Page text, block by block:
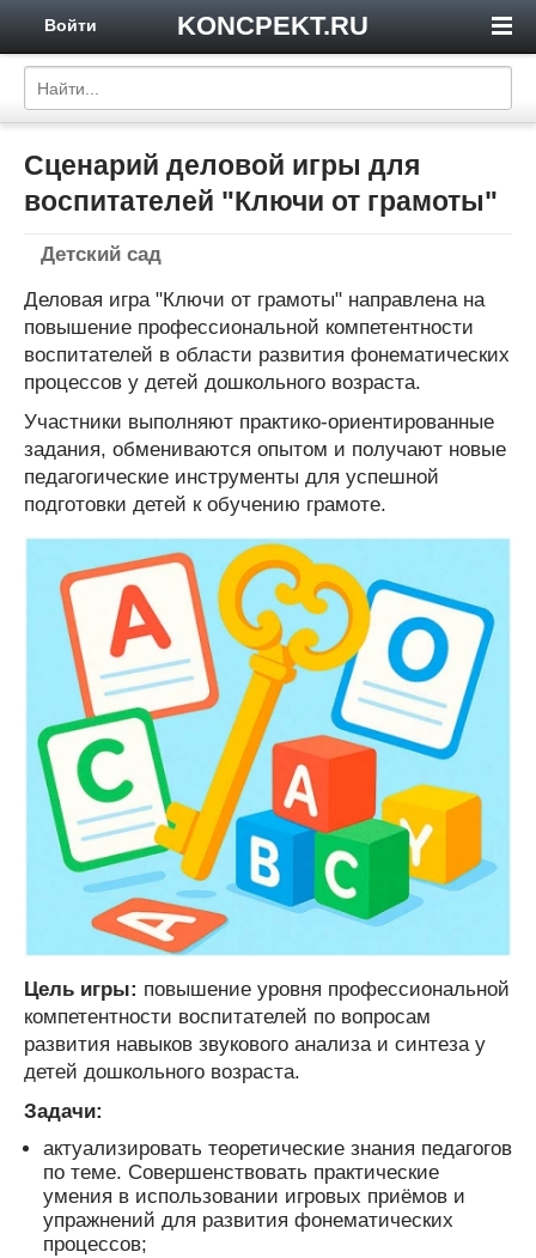
KONCPEKT.RU
Войти
Сценарий деловой игры для
воспитателей "Ключи от грамоты"
Детский сад
Деловая игра "Ключи от грамоты" направлена на
повышение профессиональной компетентности
воспитателей в области развития фонематических
процессов у детей дошкольного возраста.
Участники выполняют практико-ориентированные
задания, обмениваются опытом и получают новые
педагогические инструменты для успешной
подготовки детей к обучению грамоте.
Цель игры: повышение уровня профессиональной
компетентности воспитателей по вопросам
развития навыков звукового анализа и синтеза у
детей дошкольного возраста.
Задачи:
актуализировать теоретические знания педагогов
по теме. Совершенствовать практические
умения в использовании игровых приёмов и
упражнений для развития фонематических
процессов;